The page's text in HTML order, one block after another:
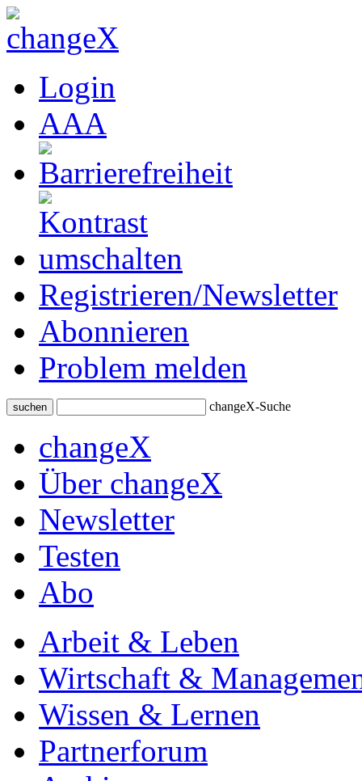
Login
AAA
Registrieren/Newsletter
Abonnieren
Problem melden
suchen changeX-Suche
changeX
Über changeX
Newsletter
Testen
Abo
Arbeit & Leben
Wirtschaft &
Wissen & Lernen
Partnerforum